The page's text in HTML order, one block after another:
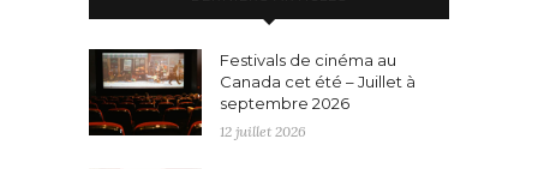
Festivals de cinéma au
Canada cet été – Juillet à
septembre 2026
12 juillet 2026